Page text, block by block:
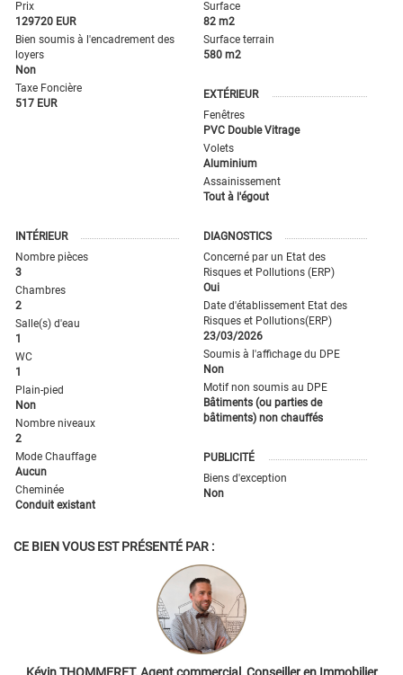
Prix
129720 EUR
Bien soumis à l'encadrement des
loyers
Non
Taxe Foncière
517 EUR
Surface
82 m2
Surface terrain
580 m2
EXTÉRIEUR
Fenêtres
PVC Double Vitrage
Volets
Aluminium
Assainissement
Tout à l'égout
INTÉRIEUR
Nombre pièces
3
Chambres
2
Salle(s) d'eau
1
WC
1
Plain-pied
Non
Nombre niveaux
2
Mode Chauffage
Aucun
Cheminée
Conduit existant
DIAGNOSTICS
Concerné par un Etat des
Risques et Pollutions (ERP)
Oui
Date d'établissement Etat des
Risques et Pollutions(ERP)
23/03/2026
Soumis à l'affichage du DPE
Non
Motif non soumis au DPE
Bâtiments (ou parties de
bâtiments) non chauffés
PUBLICITÉ
Biens d'exception
Non
CE BIEN VOUS EST PRÉSENTÉ PAR :